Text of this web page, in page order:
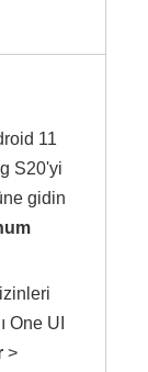
11
S20'yi
gidin
One UI
>